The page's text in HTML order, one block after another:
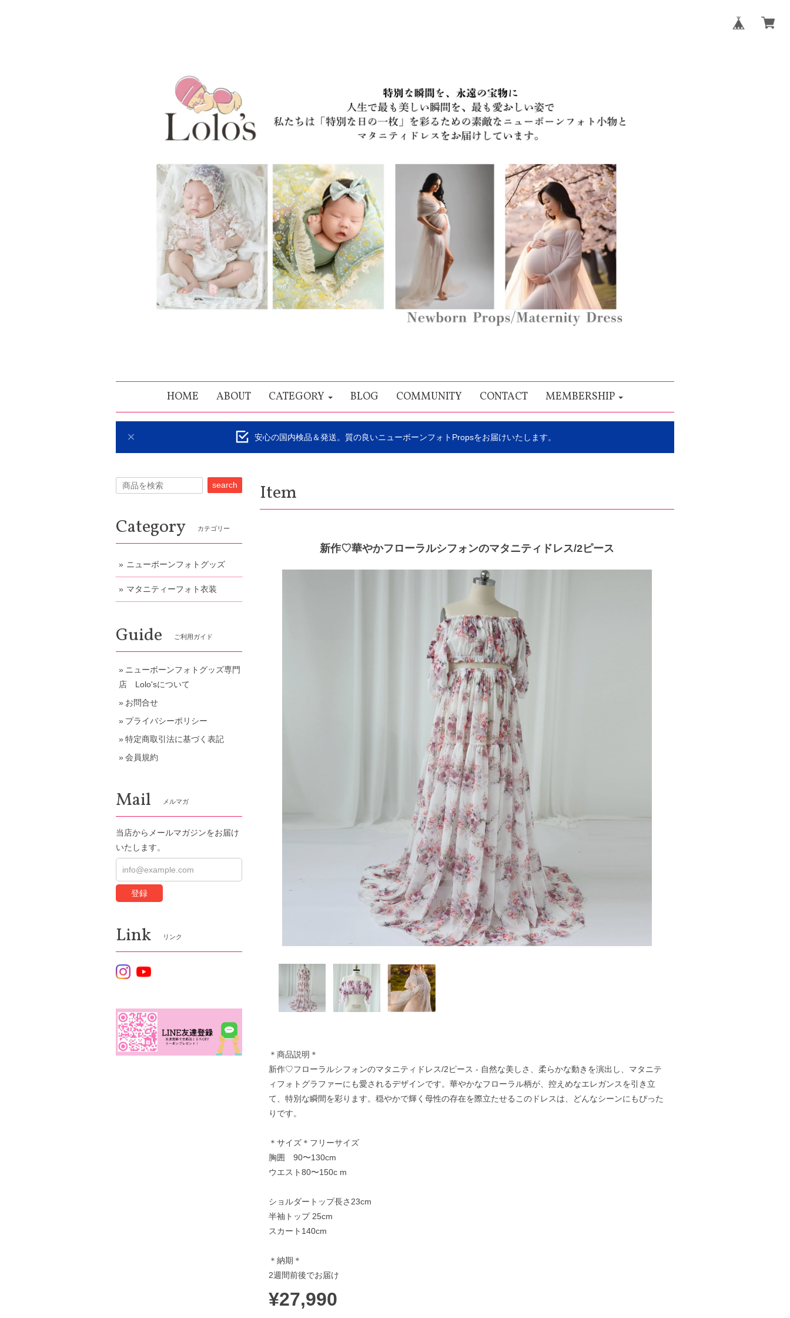
HOME ABOUT CATEGORY BLOG COMMUNITY CONTACT MEMBERSHIP
安心の国内検品＆発送。質の良いニューボーンフォトPropsをお届けいたします。
Item
新作♡華やかフローラルシフォンのマタニティドレス/2ピース
＊商品説明＊
新作♡フローラルシフォンのマタニティドレス/2ピース - 自然な美しさ、柔らかな動きを演出し、マタニテ
ィフォトグラファーにも愛されるデザインです。華やかなフローラル柄が、控えめなエレガンスを引き立
て、特別な瞬間を彩ります。穏やかで輝く母性の存在を際立たせるこのドレスは、どんなシーンにもぴった
りです。
＊サイズ＊フリーサイズ
胸囲 90〜130cm
ウエスト80〜150c m
ショルダートップ長さ23cm
半袖トップ 25cm
スカート140cm
＊納期＊
2週間前後でお届け
¥27,990
search
Category カテゴリー
ニューボーンフォトグッズ
マタニティーフォト衣装
Guide ご利用ガイド
ニューボーンフォトグッズ専門
店 Lolo'sについて
お問合せ
プライバシーポリシー
特定商取引法に基づく表記
会員規約
Mail メルマガ
当店からメールマガジンをお届け
いたします。
登録
Link リンク